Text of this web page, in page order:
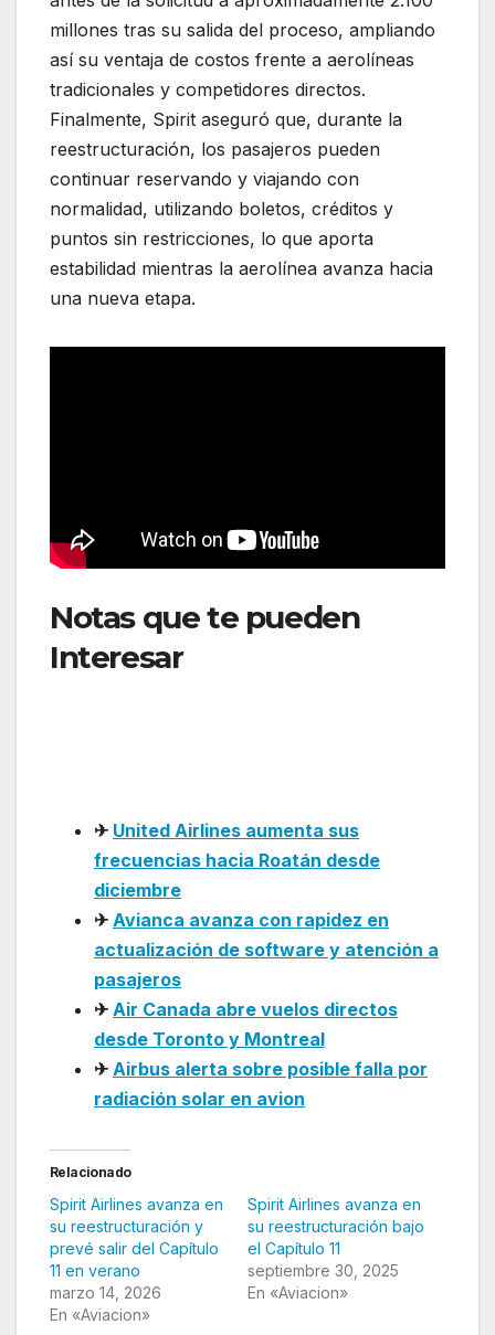
millones tras su salida del proceso, ampliando
así su ventaja de costos frente a aerolíneas
tradicionales y competidores directos.
Finalmente, Spirit aseguró que, durante la
reestructuración, los pasajeros pueden
continuar reservando y viajando con
normalidad, utilizando boletos, créditos y
puntos sin restricciones, lo que aporta
estabilidad mientras la aerolínea avanza hacia
una nueva etapa.
Notas que te pueden
Interesar:Spirit avanza en
✈ United Airlines aumenta sus
frecuencias hacia Roatán desde
diciembre
✈ Avianca avanza con rapidez en
actualización de software y atención a
pasajeros
✈ Air Canada abre vuelos directos
desde Toronto y Montreal
✈ Airbus alerta sobre posible falla por
radiación solar en avion
Relacionado
Spirit Airlines avanza en
su reestructuración y
prevé salir del Capítulo
11 en verano
marzo 14, 2026
En «Aviacion»
Spirit Airlines avanza en
su reestructuración bajo
el Capítulo 11
septiembre 30, 2025
En «Aviacion»